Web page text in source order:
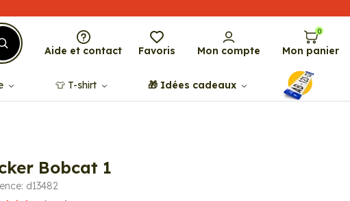
Aide et contact Favoris Mon compte
0
Mon panier
👕​​ T-shirt 🎁​ Idées cadeaux
Bobcat 1
d13482